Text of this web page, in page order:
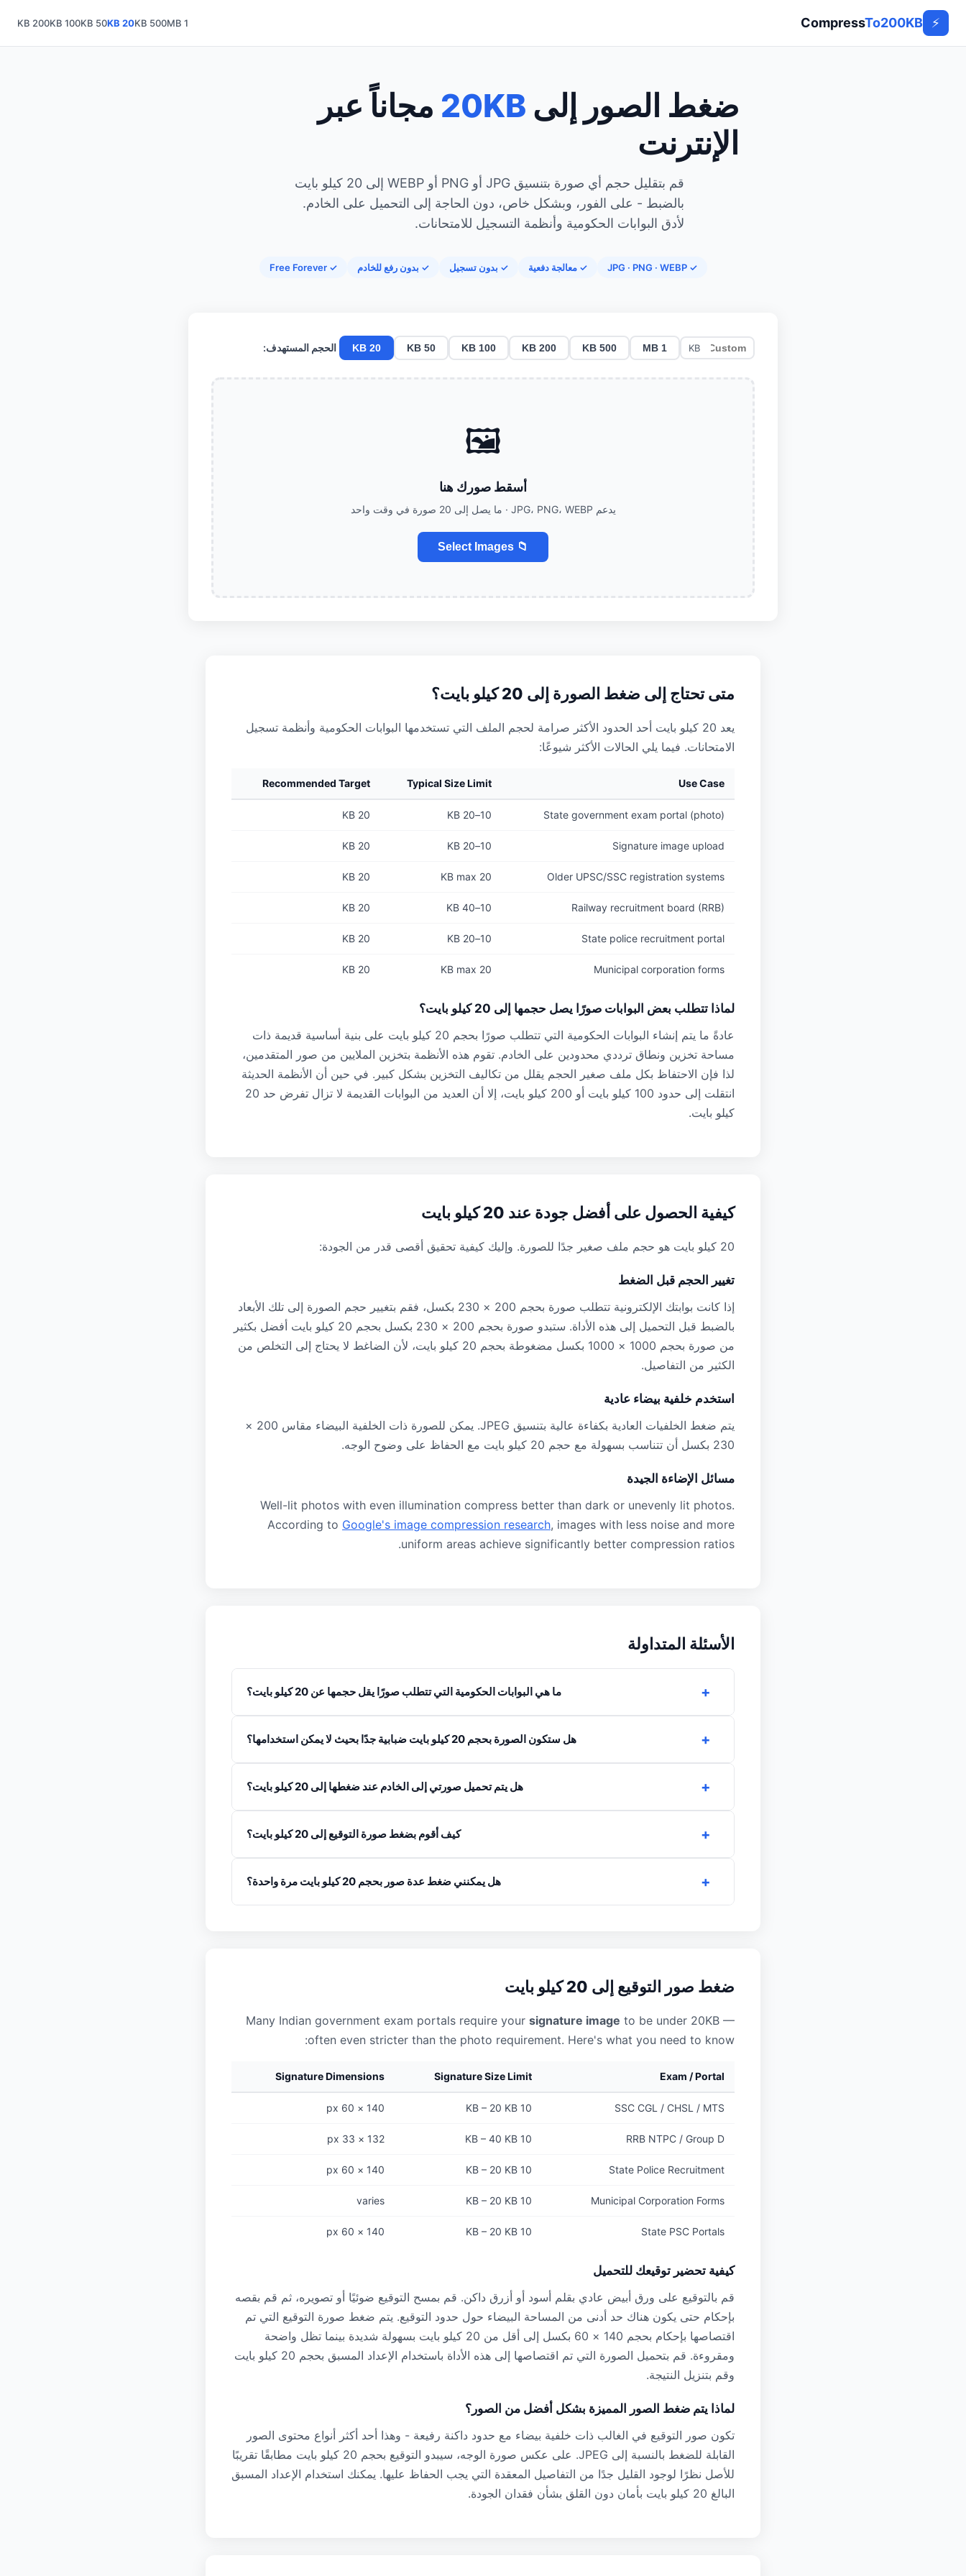
⚡
CompressTo200KB
200 KB 100 KB 50 KB 20 KB 500 KB 1 MB
ضغط الصور إلى 20KB مجاناً عبر
الإنترنت
قم بتقليل حجم أي صورة بتنسيق JPG أو PNG أو WEBP إلى 20 كيلو بايت
بالضبط - على الفور، وبشكل خاص، دون الحاجة إلى التحميل على الخادم.
لأدق البوابات الحكومية وأنظمة التسجيل للامتحانات.
✓ Free Forever ✓ بدون رفع للخادم ✓ بدون تسجيل ✓ معالجة دفعية ✓ JPG · PNG · WEBP
الحجم المستهدف: 20 KB 50 KB 100 KB 200 KB 500 KB 1 MB KB
🖼️
أسقط صورك هنا
يدعم JPG، PNG، WEBP · ما يصل إلى 20 صورة في وقت واحد
📁 Select Images
متى تحتاج إلى ضغط الصورة إلى 20 كيلو بايت؟
يعد 20 كيلو بايت أحد الحدود الأكثر صرامة لحجم الملف التي تستخدمها البوابات الحكومية وأنظمة تسجيل
الامتحانات. فيما يلي الحالات الأكثر شيوعًا:
Use Case
Typical Size Limit
Recommended Target
State government exam portal (photo)
10–20 KB
20 KB
Signature image upload
10–20 KB
20 KB
Older UPSC/SSC registration systems
20 KB max
20 KB
Railway recruitment board (RRB)
10–40 KB
20 KB
State police recruitment portal
10–20 KB
20 KB
Municipal corporation forms
20 KB max
20 KB
لماذا تتطلب بعض البوابات صورًا يصل حجمها إلى 20 كيلو بايت؟
عادةً ما يتم إنشاء البوابات الحكومية التي تتطلب صورًا بحجم 20 كيلو بايت على بنية أساسية قديمة ذات
مساحة تخزين ونطاق ترددي محدودين على الخادم. تقوم هذه الأنظمة بتخزين الملايين من صور المتقدمين،
لذا فإن الاحتفاظ بكل ملف صغير الحجم يقلل من تكاليف التخزين بشكل كبير. في حين أن الأنظمة الحديثة
انتقلت إلى حدود 100 كيلو بايت أو 200 كيلو بايت، إلا أن العديد من البوابات القديمة لا تزال تفرض حد 20
كيلو بايت.
كيفية الحصول على أفضل جودة عند 20 كيلو بايت
20 كيلو بايت هو حجم ملف صغير جدًا للصورة. وإليك كيفية تحقيق أقصى قدر من الجودة:
تغيير الحجم قبل الضغط
إذا كانت بوابتك الإلكترونية تتطلب صورة بحجم 200 × 230 بكسل، فقم بتغيير حجم الصورة إلى تلك الأبعاد
بالضبط قبل التحميل إلى هذه الأداة. ستبدو صورة بحجم 200 × 230 بكسل بحجم 20 كيلو بايت أفضل بكثير
من صورة بحجم 1000 × 1000 بكسل مضغوطة بحجم 20 كيلو بايت، لأن الضاغط لا يحتاج إلى التخلص من
الكثير من التفاصيل.
استخدم خلفية بيضاء عادية
يتم ضغط الخلفيات العادية بكفاءة عالية بتنسيق JPEG. يمكن للصورة ذات الخلفية البيضاء مقاس 200 ×
230 بكسل أن تتناسب بسهولة مع حجم 20 كيلو بايت مع الحفاظ على وضوح الوجه.
مسائل الإضاءة الجيدة
Well-lit photos with even illumination compress better than dark or unevenly lit photos.
According to Google's image compression research, images with less noise and more
uniform areas achieve significantly better compression ratios.
الأسئلة المتداولة
ما هي البوابات الحكومية التي تتطلب صورًا يقل حجمها عن 20 كيلو بايت؟
هل ستكون الصورة بحجم 20 كيلو بايت ضبابية جدًا بحيث لا يمكن استخدامها؟
هل يتم تحميل صورتي إلى الخادم عند ضغطها إلى 20 كيلو بايت؟
كيف أقوم بضغط صورة التوقيع إلى 20 كيلو بايت؟
هل يمكنني ضغط عدة صور بحجم 20 كيلو بايت مرة واحدة؟
ضغط صور التوقيع إلى 20 كيلو بايت
Many Indian government exam portals require your signature image to be under 20KB —
often even stricter than the photo requirement. Here's what you need to know:
Exam / Portal
Signature Size Limit
Signature Dimensions
SSC CGL / CHSL / MTS
10 KB – 20 KB
140 × 60 px
RRB NTPC / Group D
10 KB – 40 KB
132 × 33 px
State Police Recruitment
10 KB – 20 KB
140 × 60 px
Municipal Corporation Forms
10 KB – 20 KB
varies
State PSC Portals
10 KB – 20 KB
140 × 60 px
كيفية تحضير توقيعك للتحميل
قم بالتوقيع على ورق أبيض عادي بقلم أسود أو أزرق داكن. قم بمسح التوقيع ضوئيًا أو تصويره، ثم قم بقصه
بإحكام حتى يكون هناك حد أدنى من المساحة البيضاء حول حدود التوقيع. يتم ضغط صورة التوقيع التي تم
اقتصاصها بإحكام بحجم 140 × 60 بكسل إلى أقل من 20 كيلو بايت بسهولة شديدة بينما تظل واضحة
ومقروءة. قم بتحميل الصورة التي تم اقتصاصها إلى هذه الأداة باستخدام الإعداد المسبق بحجم 20 كيلو بايت
وقم بتنزيل النتيجة.
لماذا يتم ضغط الصور المميزة بشكل أفضل من الصور؟
تكون صور التوقيع في الغالب ذات خلفية بيضاء مع حدود داكنة رفيعة - وهذا أحد أكثر أنواع محتوى الصور
القابلة للضغط بالنسبة إلى JPEG. على عكس صورة الوجه، سيبدو التوقيع بحجم 20 كيلو بايت مطابقًا تقريبًا
للأصل نظرًا لوجود القليل جدًا من التفاصيل المعقدة التي يجب الحفاظ عليها. يمكنك استخدام الإعداد المسبق
البالغ 20 كيلو بايت بأمان دون القلق بشأن فقدان الجودة.